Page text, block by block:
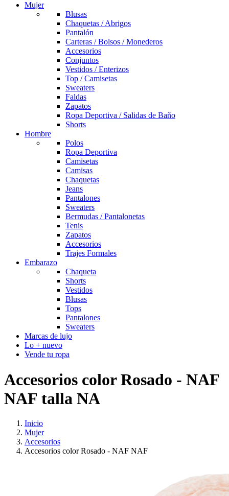
Mujer
Blusas
Chaquetas / Abrigos
Pantalón
Carteras / Bolsos / Monederos
Accesorios
Conjuntos
Vestidos / Enterizos
Top / Camisetas
Sweaters
Faldas
Zapatos
Ropa Deportiva / Salidas de Baño
Shorts
Hombre
Polos
Ropa Deportiva
Camisetas
Camisas
Chaquetas
Jeans
Pantalones
Sweaters
Bermudas / Pantalonetas
Tenis
Zapatos
Accesorios
Trajes Formales
Embarazo
Chaqueta
Shorts
Vestidos
Blusas
Tops
Pantalones
Sweaters
Marcas de lujo
Lo + nuevo
Vende tu ropa
Accesorios color Rosado - NAF
NAF talla NA
Inicio
Mujer
Accesorios
Accesorios color Rosado - NAF NAF